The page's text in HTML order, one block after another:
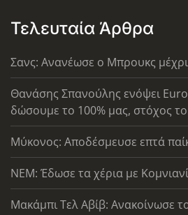
Τελευταία Άρθρα
Σανς: Ανανέωσε ο Μπρουκς
Θανάσης Σπανούλης ενόψει
δώσουμε το 100% μας, στόχος
Μύκονος: Αποδέσμευσε επτά
ΝΕΜ: Έδωσε τα χέρια με
Μακάμπι Τελ Αβίβ: Ανακοίνωσε